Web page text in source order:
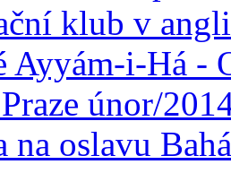
klub v
Ayyám-i-Há -
únor/
na oslavu